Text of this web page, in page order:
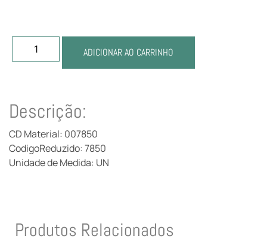
ADICIONAR AO CARRINHO
Descrição:
CD Material: 007850
CodigoReduzido: 7850
Unidade de Medida: UN
Produtos Relacionados